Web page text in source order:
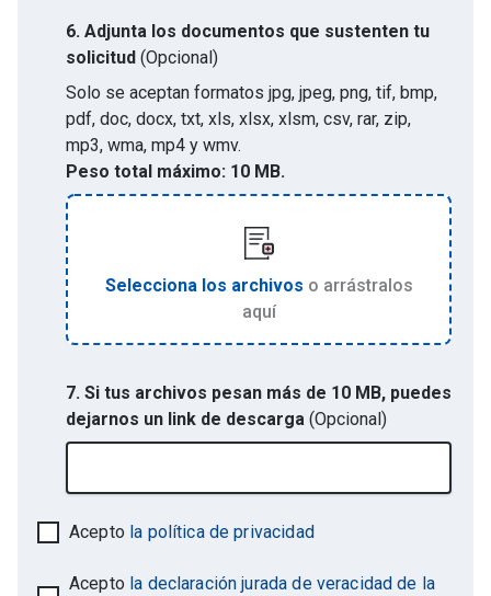
6. Adjunta los documentos que sustenten tu
solicitud (Opcional)
Solo se aceptan formatos jpg, jpeg, png, tif, bmp,
pdf, doc, docx, txt, xls, xlsx, xlsm, csv, rar, zip,
mp3, wma, mp4 y wmv.
Peso total máximo: 10 MB.
Selecciona los archivos o arrástralos
aquí
7. Si tus archivos pesan más de 10 MB, puedes
dejarnos un link de descarga (Opcional)
Acepto la política de privacidad
Acepto la declaración jurada de veracidad de la